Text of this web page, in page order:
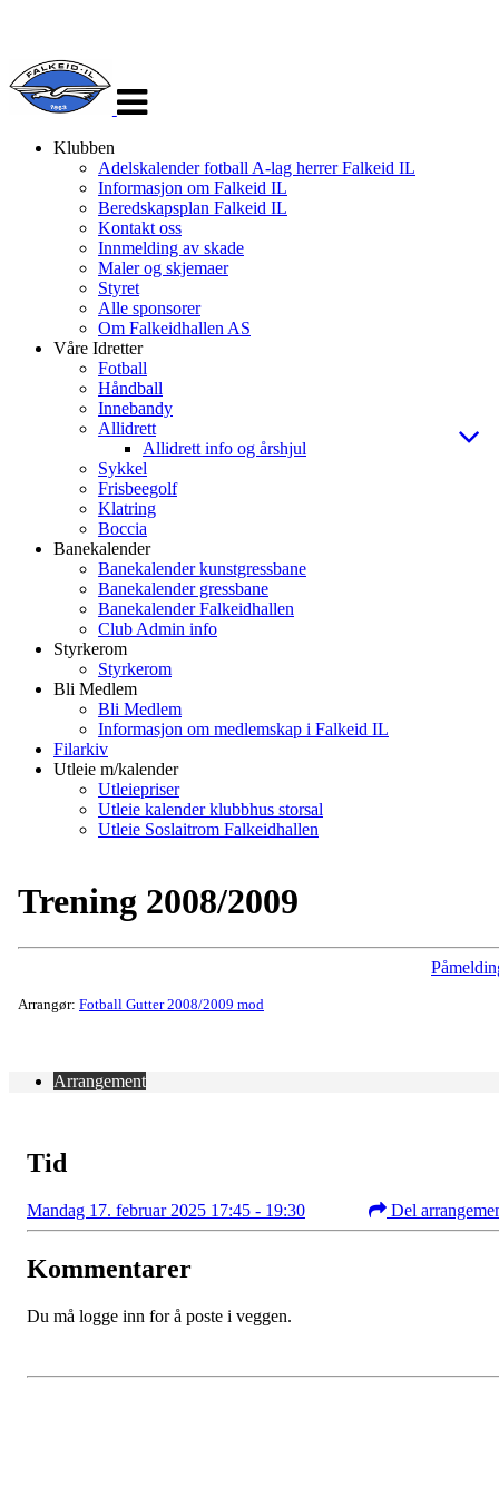
navigasjon
Klubben
Adelskalender fotball A-lag herrer Falkeid IL
Informasjon om Falkeid IL
Beredskapsplan Falkeid IL
Kontakt oss
Innmelding av skade
Maler og skjemaer
Styret
Alle sponsorer
Om Falkeidhallen AS
Våre Idretter
Fotball
Håndball
Innebandy
Allidrett
Allidrett info og årshjul
Sykkel
Frisbeegolf
Klatring
Boccia
Banekalender
Banekalender kunstgressbane
Banekalender gressbane
Banekalender Falkeidhallen
Club Admin info
Styrkerom
Styrkerom
Bli Medlem
Bli Medlem
Informasjon om medlemskap i Falkeid IL
Filarkiv
Utleie m/kalender
Utleiepriser
Utleie kalender klubbhus storsal
Utleie Soslaitrom Falkeidhallen
Trening 2008/2009
Arrangør: Fotball Gutter 2008/2009 mod
Arrangement
Tid
Mandag 17. februar 2025 17:45 - 19:30 Del
Kommentarer
Du må logge inn for å poste i veggen.